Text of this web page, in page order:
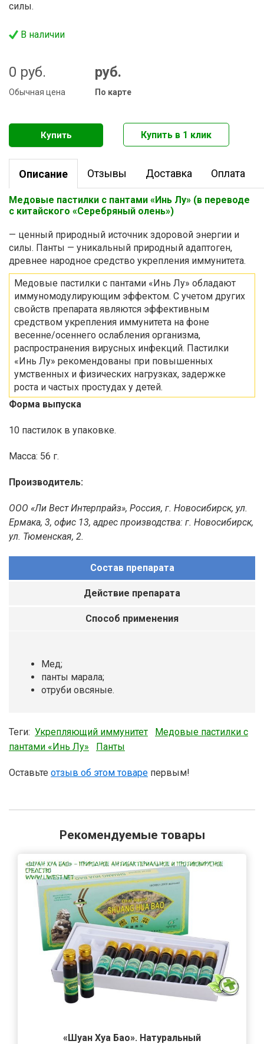
силы.
В наличии
0 руб.
Обычная цена
руб.
По карте
Описание Отзывы Доставка Оплата
Медовые пастилки с пантами «Инь Лу» (в переводе
с китайского «Серебряный олень»)
— ценный природный источник здоровой энергии и
силы. Панты — уникальный природный адаптоген,
древнее народное средство укрепления иммунитета.
Медовые пастилки с пантами «Инь Лу» обладают
иммуномодулирующим эффектом. С учетом других
свойств препарата являются эффективным
средством укрепления иммунитета на фоне
весенне/осеннего ослабления организма,
распространения вирусных инфекций. Пастилки
«Инь Лу» рекомендованы при повышенных
умственных и физических нагрузках, задержке
роста и частых простудах у детей.
Форма выпуска
10 пастилок в упаковке.
Масса: 56 г.
Производитель:
ООО «Ли Вест Интерпрайз», Россия, г. Новосибирск, ул.
Ермака, 3, офис 13, адрес производства: г. Новосибирск,
ул. Тюменская, 2.
Состав препарата
Действие препарата
Способ применения
Мед;
панты марала;
отруби овсяные.
Теги: Укрепляющий иммунитет
Медовые пастилки с
пантами «Инь Лу»
Панты
Оставьте отзыв об этом товаре первым!
Рекомендуемые товары
«Шуан Хуа Бао». Натуральный